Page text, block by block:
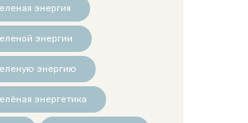
энергия
энергии
энергию
энергетика